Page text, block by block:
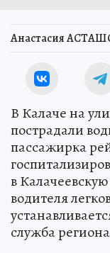
Анастасия
В Калаче на
пострадали
пассажирка
в
водителя
служба